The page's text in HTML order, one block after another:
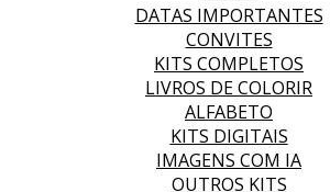
DATAS IMPORTANTES
CONVITES
KITS COMPLETOS
LIVROS DE COLORIR
ALFABETO
KITS DIGITAIS
IMAGENS COM IA
OUTROS KITS